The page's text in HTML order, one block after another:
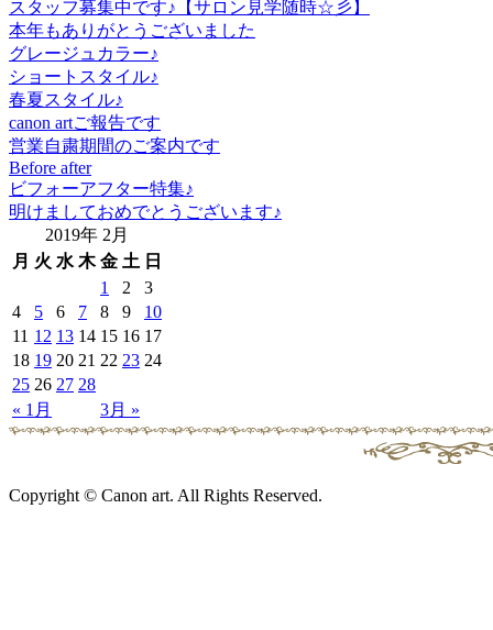
スタッフ募集中です♪【サロン見学随時☆彡】
本年もありがとうございました
グレージュカラー♪
ショートスタイル♪
春夏スタイル♪
canon artご報告です
営業自粛期間のご案内です
Before after
ビフォーアフター特集♪
明けましておめでとうございます♪
2019年 2月
月 火 水 木 金 土 日
« 1月 3月 »
1 2
3
4
5 6 7 8 9
10
11 12 13 14 15 16 17
18 19 20 21 22 23 24
25 26 27 28
Copyright © Canon art. All Rights Reserved.